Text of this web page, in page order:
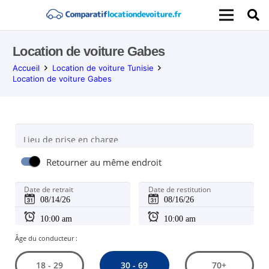
Location de voiture Gabes
Accueil
Location de voiture Tunisie
Location de voiture Gabes
Lieu de prise en charge
Retourner au même endroit
Date de retrait Date de restitution
Âge du conducteur :
18 - 29 30 - 69 70+